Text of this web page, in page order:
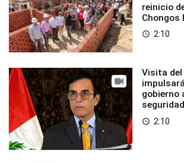
reinicio
Chongos
access_time 2:10
Visita del
gobierno
seguridad
access_time 2:10